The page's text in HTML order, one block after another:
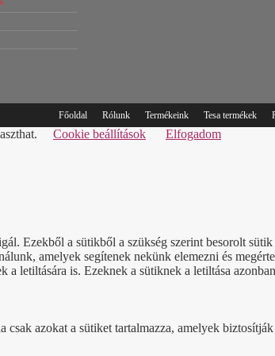
Főoldal Rólunk Termékeink Tesa termékek
Cookie beállítások
Elfogadom
Ezekből a sütikből a szükség szerint besorolt
amelyek segítenek nekünk elemezni és
letiltására is. Ezeknek a sütiknek a letiltása
azokat a sütiket tartalmazza, amelyek